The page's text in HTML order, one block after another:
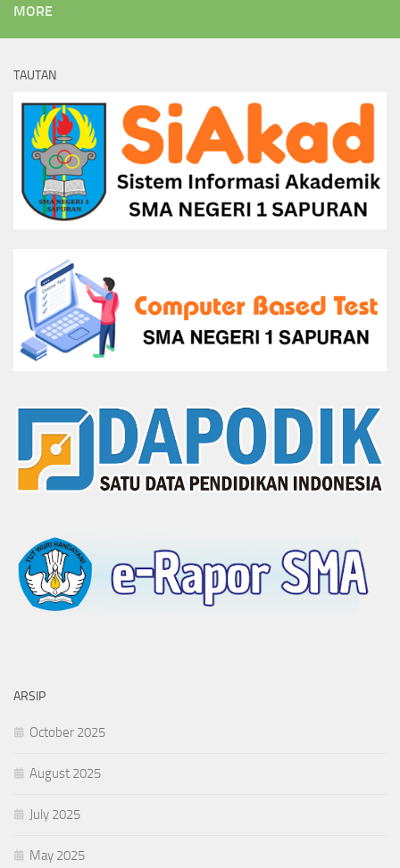
MORE
TAUTAN
ARSIP
October 2025
August 2025
July 2025
May 2025